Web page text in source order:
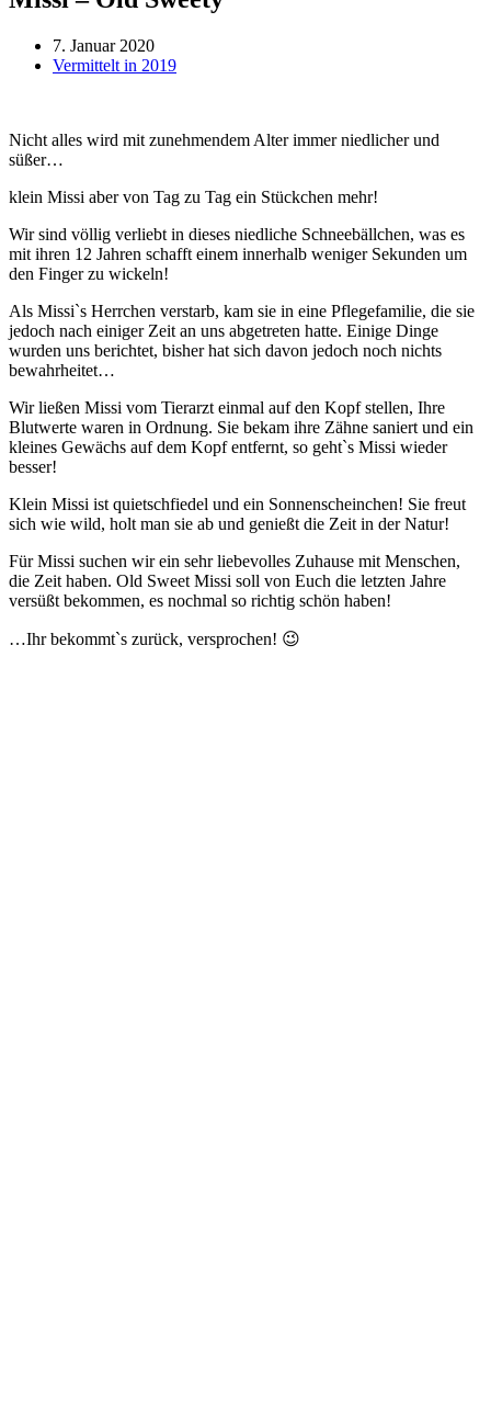
7. Januar 2020
Vermittelt in 2019
Nicht alles wird mit zunehmendem Alter immer niedlicher und
süßer…
klein Missi aber von Tag zu Tag ein Stückchen mehr!
Wir sind völlig verliebt in dieses niedliche Schneebällchen, was es
mit ihren 12 Jahren schafft einem innerhalb weniger Sekunden um
den Finger zu wickeln!
Als Missi`s Herrchen verstarb, kam sie in eine Pflegefamilie, die sie
jedoch nach einiger Zeit an uns abgetreten hatte. Einige Dinge
wurden uns berichtet, bisher hat sich davon jedoch noch nichts
bewahrheitet…
Wir ließen Missi vom Tierarzt einmal auf den Kopf stellen, Ihre
Blutwerte waren in Ordnung. Sie bekam ihre Zähne saniert und ein
kleines Gewächs auf dem Kopf entfernt, so geht`s Missi wieder
besser!
Klein Missi ist quietschfiedel und ein Sonnenscheinchen! Sie freut
sich wie wild, holt man sie ab und genießt die Zeit in der Natur!
Für Missi suchen wir ein sehr liebevolles Zuhause mit Menschen,
die Zeit haben. Old Sweet Missi soll von Euch die letzten Jahre
versüßt bekommen, es nochmal so richtig schön haben!
…Ihr bekommt`s zurück, versprochen! 😉